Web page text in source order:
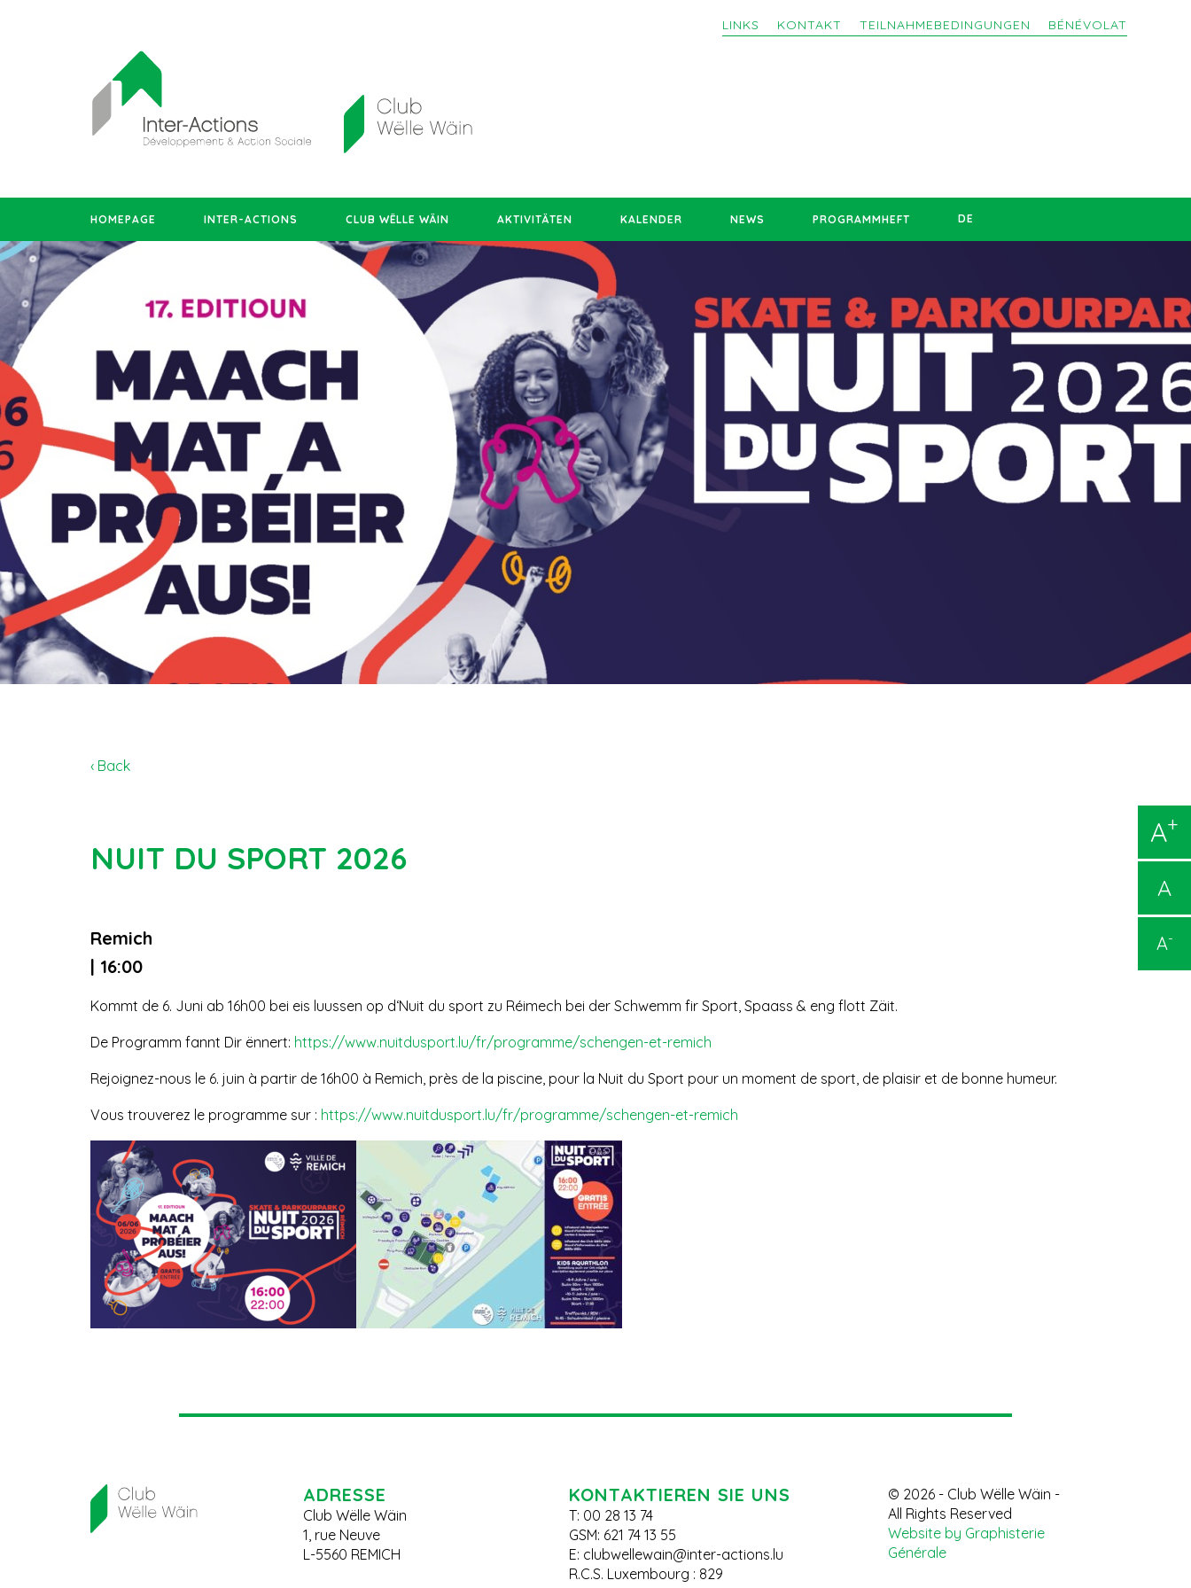
LINKS KONTAKT TEILNAHMEBEDINGUNGEN BÉNÉVOLAT
HOMEPAGE INTER-ACTIONS CLUB WËLLE WÄIN AKTIVITÄTEN KALENDER NEWS PROGRAMMHEFT DE
A+
A
A-
‹ Back
NUIT DU SPORT 2026
Remich
| 16:00
Kommt de 6. Juni ab 16h00 bei eis luussen op d‘Nuit du sport zu Réimech bei der Schwemm fir Sport, Spaass & eng flott Zäit.
De Programm fannt Dir ënnert: https://www.nuitdusport.lu/fr/programme/schengen-et-remich
Rejoignez-nous le 6. juin à partir de 16h00 à Remich, près de la piscine, pour la Nuit du Sport pour un moment de sport, de plaisir et de bonne humeur.
Vous trouverez le programme sur : https://www.nuitdusport.lu/fr/programme/schengen-et-remich
ADRESSE
Club Wëlle Wäin
1, rue Neuve
L-5560 REMICH
KONTAKTIEREN SIE UNS
T: 00 28 13 74
GSM: 621 74 13 55
E: clubwellewain@inter-actions.lu
R.C.S. Luxembourg : 829
© 2026 - Club Wëlle Wäin -
All Rights Reserved
Website by Graphisterie
Générale